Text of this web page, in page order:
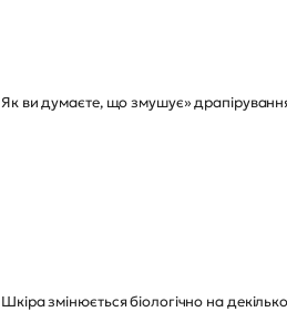
Як ви думаєте, що змушує»
Шкіра змінюється біологічно на